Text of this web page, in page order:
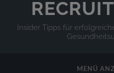
Insider Tipps für
MENÜ